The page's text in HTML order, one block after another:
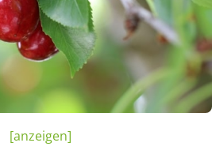
[anzeigen]